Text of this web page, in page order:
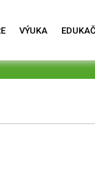
VÝUKA